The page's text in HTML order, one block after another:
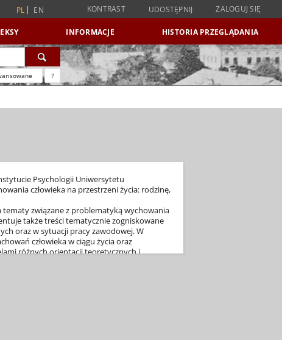
PL EN KONTRAST UDOSTĘPNIJ ZALOGUJ SIĘ
INFORMACJE HISTORIA PRZEGLĄDANIA
?
Psychologii Uniwersytetu
człowieka na przestrzeni życia: rodzinę,
związane z problematyką wychowania
także treści tematycznie zogniskowane
oraz w sytuacji pracy zawodowej. W
człowieka w ciągu życia oraz
różnych orientacji teoretycznych i